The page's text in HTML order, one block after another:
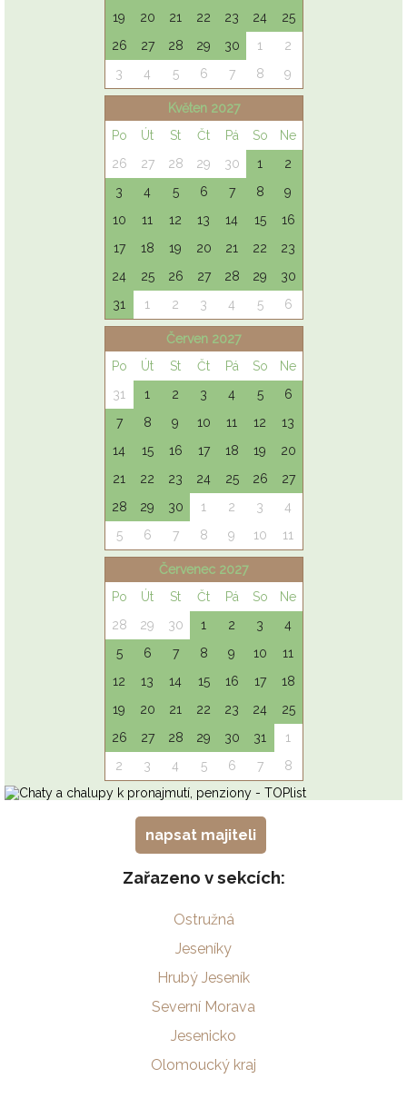
napsat majiteli
Zařazeno v sekcích:
Ostružná
Jeseníky
Hrubý Jeseník
Severní Morava
Jesenicko
Olomoucký kraj